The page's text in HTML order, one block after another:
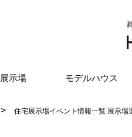
展示場 モデルハウス
住宅展示場イベント情報一覧 展示場